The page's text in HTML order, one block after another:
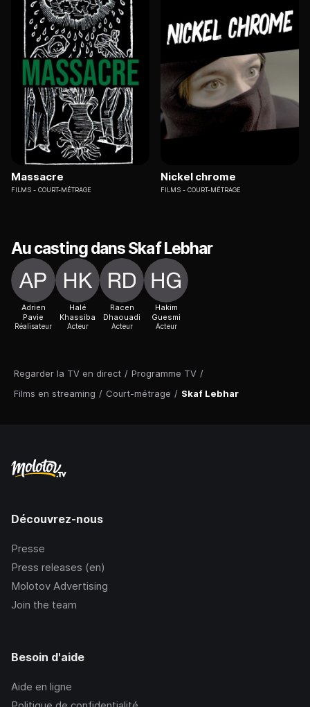
Regarder la TV en direct / Programme TV /
Films en streaming / Court-métrage / Skaf Lebhar
Massacre
FILMS COURT-MÉTRAGE
Nickel chrome
FILMS COURT-MÉTRAGE
Au casting dans Skaf Lebhar
Adrien
Pavie
Réalisateur
Halé
Khassiba
Acteur
Racen
Dhaouadi
Acteur
Hakim
Guesmi
Acteur
Découvrez-nous
Presse
Press releases (en)
Molotov Advertising
Join the team
Besoin d'aide
Aide en ligne